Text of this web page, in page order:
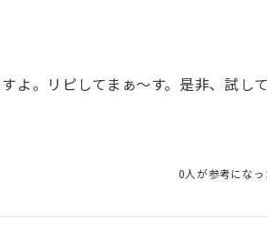
よ。リピしてまぁ〜す。是非、試し
0人が参考にな